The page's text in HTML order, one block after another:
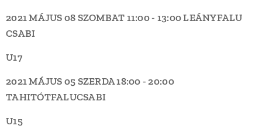
2021 MÁJUS 08 SZOMBAT 11:00 - 13:00LEÁNYFALU
CSABI
U17
2021 MÁJUS 05 SZERDA18:00 - 20:00
TAHITÓTFALUCSABI
U15